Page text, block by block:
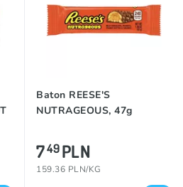
Baton REESE'S
NUTRAGEOUS, 47g
749PLN
159.36 PLN/KG